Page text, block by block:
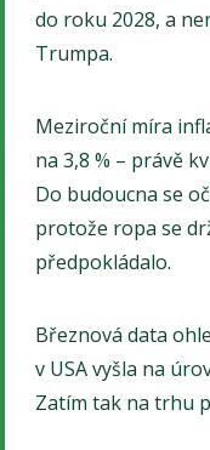
do roku 2028, a
Trumpa.
Meziroční míra
na 3,8 % – právě
Do budoucna se
protože ropa se
předpokládalo.
Březnová data
v USA vyšla na
Zatím tak na trhu